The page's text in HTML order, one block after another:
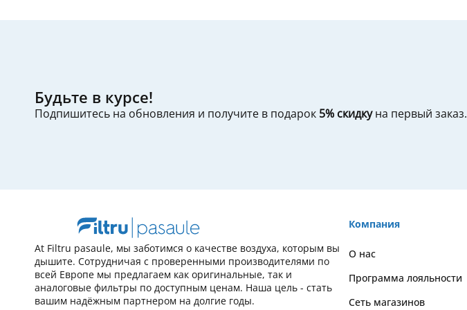
Будьте в курсе!
Подпишитесь на обновления и получите в подарок 5% скидкуна первый заказ.
At Filtru pasaule, мы заботимся о качестве воздуха, которым вы
дышите. Сотрудничая с проверенными производителями по
всей Европе мы предлагаем как оригинальные, так и
аналоговые фильтры по доступным ценам. Наша цель - стать
вашим надёжным партнером на долгие годы.
Компания
О нас
Программа лояльности
Сеть магазинов